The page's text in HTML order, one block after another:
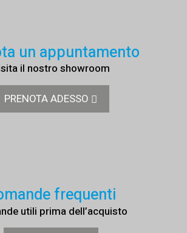
un appuntamento
il nostro showroom
PRENOTA ADESSO
frequenti
utili prima dell’acquisto